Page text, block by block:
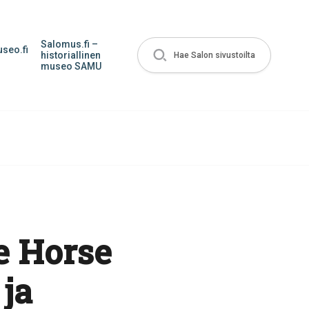
Salomus.fi –
historiallinen
museo SAMU
Hae Salon sivustoilta
Horse